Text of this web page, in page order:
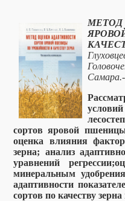
сортов яровой
оценка влияния
зерна; анализ
уравнений
минеральным
адаптивности
сортов по качеству